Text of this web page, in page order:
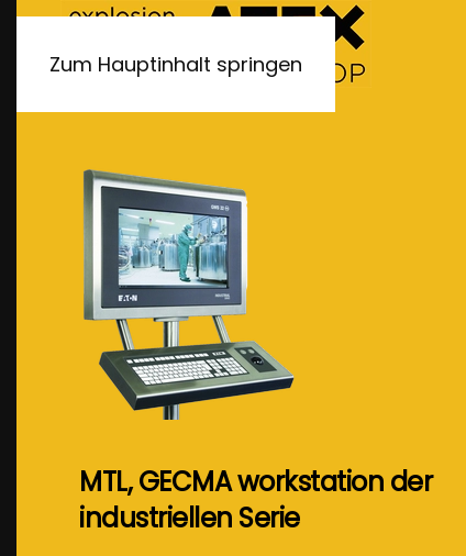
Zum Hauptinhalt springen
MTL, GECMA workstation der
industriellen Serie